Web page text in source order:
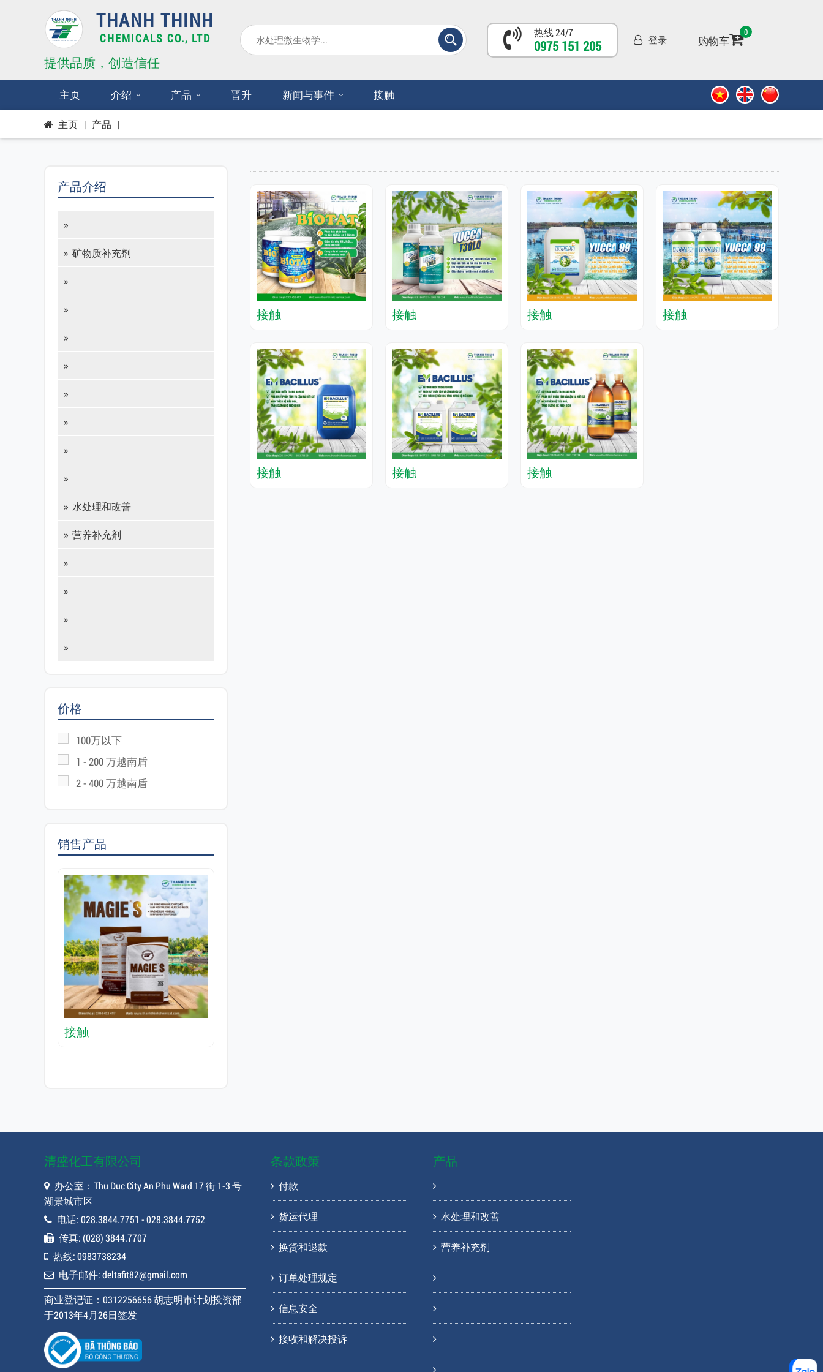
THANH THINH
CHEMICALS CO., LTD
提供品质，创造信任
热线 24/7
0975 151 205 登录 购物车
0
主页 介绍 产品 晋升 新闻与事件 接触
主页 | 产品 |
接触 接触 接触 接触
接触 接触 接触
产品介绍
矿物质补充剂
水处理和改善
营养补充剂
价格
100万以下
1 - 200 万越南盾
2 - 400 万越南盾
销售产品
接触
清盛化工有限公司
办公室：Thu Duc City An Phu Ward 17 街 1-3 号
湖景城市区
电话: 028.3844.7751 - 028.3844.7752
传真: (028) 3844.7707
热线: 0983738234
电子邮件: deltafit82@gmail.com
商业登记证：0312256656 胡志明市计划投资部
于2013年4月26日签发
条款政策
付款
货运代理
换货和退款
订单处理规定
信息安全
接收和解决投诉
产品
水处理和改善
营养补充剂